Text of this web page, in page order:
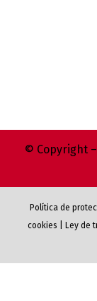
© Copyright
Política de
cookies
Ley de